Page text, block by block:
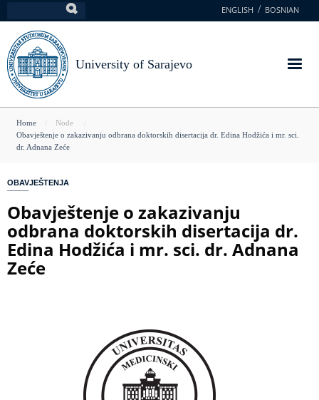
to
main
content
ENGLISH BOSNIAN
University of Sarajevo
You
are
Home
Node
Obavještenje o zakazivanju odbrana doktorskih disertacija dr. Edina Hodžića i mr. sci.
dr. Adnana Zeće
OBAVJEŠTENJA
Obavještenje o zakazivanju
odbrana doktorskih disertacija dr.
Edina Hodžića i mr. sci. dr. Adnana
Zeće